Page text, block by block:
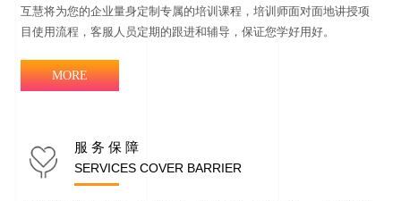
互慧将为您的企业量身定制专属的培训课程，培训师面对面地讲授项
目使用流程，客服人员定期的跟进和辅导，保证您学好用好。
MORE
服 务 保 障
SERVICES COVER BARRIER